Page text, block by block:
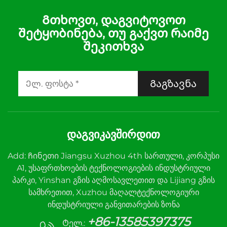
ტემპერატურის
კონტროლი
განსხვავებული
კონტროლი ეფექტური
სისტემის მართვისთვის
Გთხოვთ, დაგვიტოვოთ
შეტყობინება, თუ გაქვთ რაიმე
შეკითხვა
Გაგზავნა
ᲓᲐᲒᲕᲘᲙᲐᲕᲨᲘᲠᲓᲘᲗ
Add: Ჩინეთი Jiangsu Xuzhou 4th სართული, კორპუსი
A1, უსაფრთხოების ტექნოლოგიების ინდუსტრიული
პარკი, Yinshan გზის აღმოსავლეთით და Lijiang გზის
სამხრეთით, Xuzhou მაღალტექნოლოგიური
ინდუსტრიული განვითარების ზონა
Ტელ.: +86-13585397375